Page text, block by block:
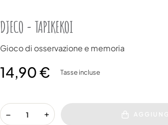
DJECO - TAPIKEKOI
Gioco di osservazione e memoria
14,90 € Tasse incluse